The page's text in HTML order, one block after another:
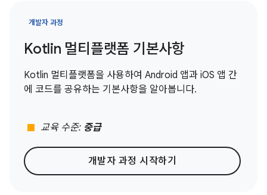
개발자 과정
Kotlin 멀티플랫폼 기본사항
Kotlin 멀티플랫폼을 사용하여 Android 앱과 iOS 앱 간
에 코드를 공유하는 기본사항을 알아봅니다.
stop 교육 수준: 중급
개발자 과정 시작하기